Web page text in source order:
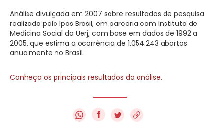
Análise divulgada em 2007 sobre resultados de pesquisa
realizada pelo Ipas Brasil, em parceria com Instituto de
Medicina Social da Uerj, com base em dados de 1992 a
2005, que estima a ocorrência de 1.054.243 abortos
anualmente no Brasil.
Conheça os principais resultados da análise.
f